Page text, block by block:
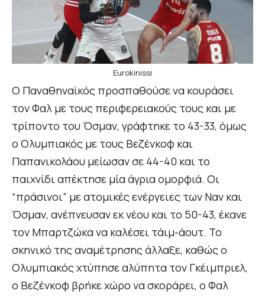
Eurokinissi
Ο Παναθηναϊκός προσπαθούσε να κουράσει
τον Φαλ με τους περιφερειακούς τους και με
τρίποντο του Όσμαν, γράφτηκε το 43-33, όμως
ο Ολυμπιακός με τους Βεζένκοφ και
Παπανικολάου μείωσαν σε 44-40 και το
παιχνίδι απέκτησε μία άγρια ομορφιά. Οι
“πράσινοι” με ατομικές ενέργειες των Ναν και
Όσμαν, ανέπνευσαν εκ νέου και το 50-43, έκανε
τον Μπαρτζώκα να καλέσει τάιμ-άουτ. Το
σκηνικό της αναμέτρησης άλλαξε, καθώς ο
Ολυμπιακός χτύπησε αλύπητα τον Γκέιμπριελ,
ο Βεζένκοφ βρήκε χώρο να σκοράρει, ο Φαλ